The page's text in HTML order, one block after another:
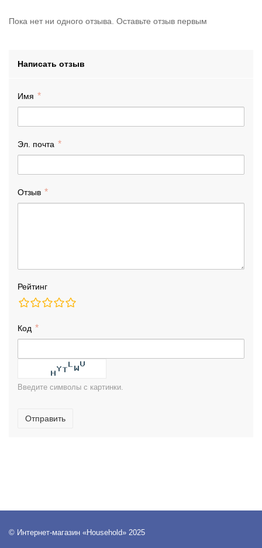
Пока нет ни одного отзыва. Оставьте отзыв первым
Написать отзыв
Имя
Эл. почта
Отзыв
Рейтинг
Код
Введите символы с картинки.
Отправить
© Интернет-магазин «Household» 2025